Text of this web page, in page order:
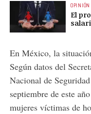
OPINIÓN
El
En México, la
Según datos del
Nacional de
septiembre de este
mujeres víctimas de